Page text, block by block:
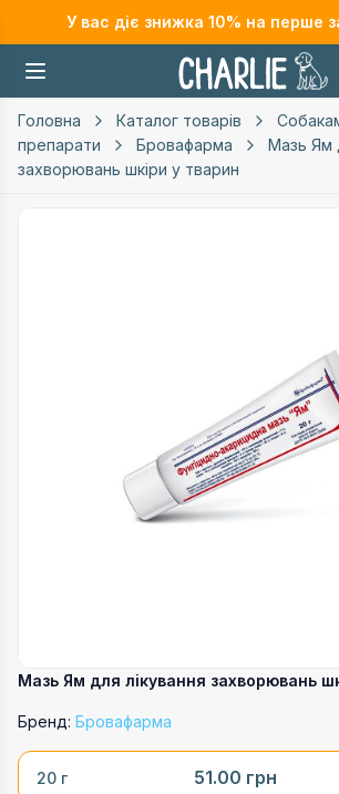
У вас діє знижка 10% на перше
Головна Каталог товарів
препарати
Бровафарма
Мазь Ям
захворювань шкіри у тварин
Мазь Ям для лікування захворювань
Бренд: Бровафарма
20 г 51.00 грн